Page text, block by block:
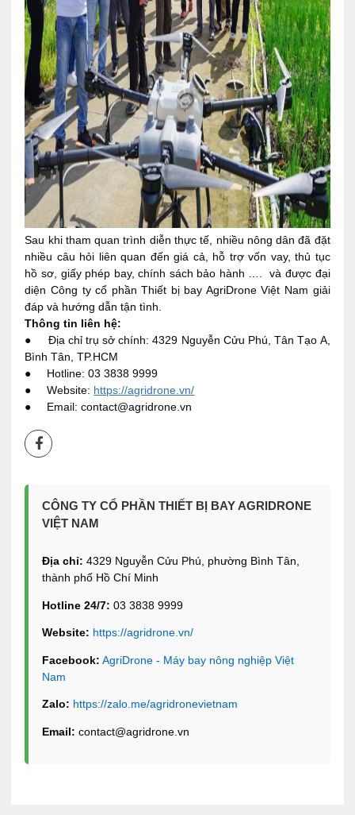
Sau khi tham quan trình diễn thực tế, nhiều nông dân đã đặt
nhiều câu hỏi liên quan đến giá cả, hỗ trợ vốn vay, thủ tục
hồ sơ, giấy phép bay, chính sách bảo hành …. và được đại
diện Công ty cổ phần Thiết bị bay AgriDrone Việt Nam giải
đáp và hướng dẫn tận tình.
Thông tin liên hệ:
● Địa chỉ trụ sở chính: 4329 Nguyễn Cửu Phú, Tân Tạo A,
Bình Tân, TP.HCM
● Hotline: 03 3838 9999
● Website: https://agridrone.vn/
● Email: contact@agridrone.vn
CÔNG TY CỔ PHẦN THIẾT BỊ BAY AGRIDRONE
VIỆT NAM
Địa chỉ: 4329 Nguyễn Cửu Phú, phường Bình Tân,
thành phố Hồ Chí Minh
Hotline 24/7: 03 3838 9999
Website: https://agridrone.vn/
Facebook: AgriDrone - Máy bay nông nghiệp Việt
Nam
Zalo: https://zalo.me/agridronevietnam
Email: contact@agridrone.vn